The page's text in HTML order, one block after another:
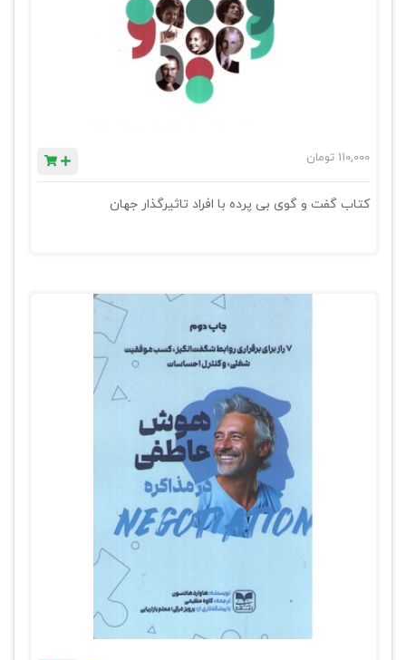
110,000 تومان
کتاب گفت‌ و گوی بی پرده با افراد تاثیرگذار جهان